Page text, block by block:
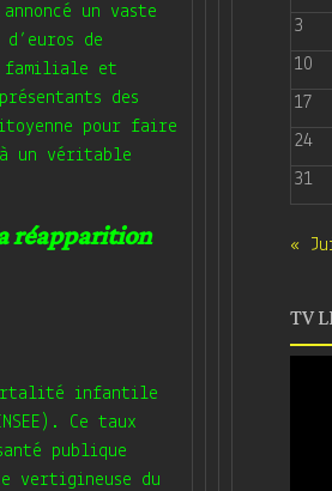
un vaste
de
familiale et
des
pour faire
un véritable
réapparition
infantile
Ce taux
publique
vertigineuse du
3
10
17
24
31
«
TV